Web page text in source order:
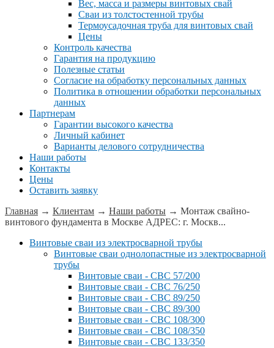
Вес, масса и размеры винтовых свай
Сваи из толстостенной трубы
Термоусадочная труба для винтовых свай
Цены
Контроль качества
Гарантия на продукцию
Полезные статьи
Согласие на обработку персональных данных
Политика в отношении обработки персональных
данных
Партнерам
Гарантии высокого качества
Личный кабинет
Варианты делового сотрудничества
Наши работы
Контакты
Цены
Оставить заявку
Главная → Клиентам → Наши работы → Монтаж свайно-
винтового фундамента в Москве АДРЕС: г. Москв...
Винтовые сваи из электросварной трубы
Винтовые сваи однолопастные из электросварной
трубы
Винтовые сваи - СВС 57/200
Винтовые сваи - СВС 76/250
Винтовые сваи - СВС 89/250
Винтовые сваи - СВС 89/300
Винтовые сваи - СВС 108/300
Винтовые сваи - СВС 108/350
Винтовые сваи - СВС 133/350